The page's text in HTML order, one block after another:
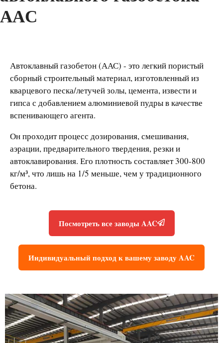
AAC
Автоклавный газобетон (ААС) - это легкий пористый
сборный строительный материал, изготовленный из
кварцевого песка/летучей золы, цемента, извести и
гипса с добавлением алюминиевой пудры в качестве
вспенивающего агента.
Он проходит процесс дозирования, смешивания,
аэрации, предварительного твердения, резки и
автоклавирования. Его плотность составляет 300-800
кг/м³, что лишь на 1/5 меньше, чем у традиционного
бетона.
Посмотреть все заводы AAC
Индивидуальный подход к вашему заводу AAC